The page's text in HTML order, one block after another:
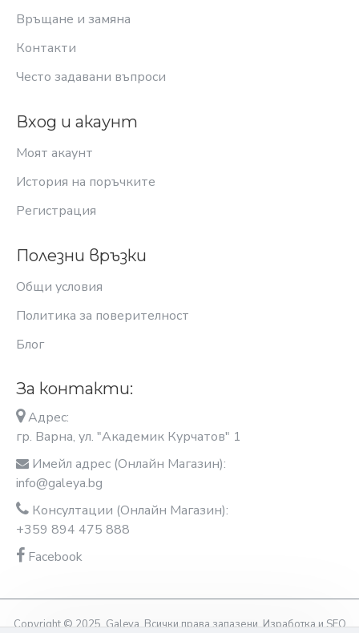
Връщане и замяна
Контакти
Често задавани въпроси
Вход и акаунт
Моят акаунт
История на поръчките
Регистрация
Полезни връзки
Общи условия
Политика за поверителност
Блог
За контакти:
Адрес:
гр. Варна, ул. "Академик Курчатов" 1
Имейл адрес (Онлайн Магазин):
info@galeya.bg
Консултации (Онлайн Магазин):
+359 894 475 888
Facebook
Copyright © 2025, Galeya, Всички права запазени. Изработка и SEO